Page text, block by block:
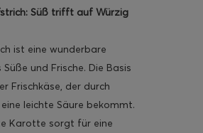
Süß trifft auf Würzig
ist eine wunderbare
und Frische. Die Basis
Frischkäse, der durch
leichte Säure bekommt.
Karotte sorgt für eine